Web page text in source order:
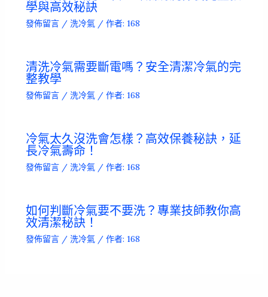
學與高效秘訣
發佈留言 / 洗冷氣/ 作者: 168
清洗冷氣需要斷電嗎？安全清潔冷氣的完
整教學
發佈留言 / 洗冷氣/ 作者: 168
冷氣太久沒洗會怎樣？高效保養秘訣，延
長冷氣壽命！
發佈留言 / 洗冷氣/ 作者: 168
如何判斷冷氣要不要洗？專業技師教你高
效清潔秘訣！
發佈留言 / 洗冷氣/ 作者: 168